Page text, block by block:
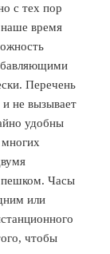
с тех пор
наше время
Перечень
и не вызывает
удобны
пешком. Часы
или
чтобы